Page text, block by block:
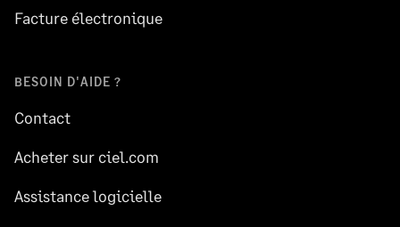
Facture électronique
BESOIN D'AIDE ?
Contact
Acheter sur ciel.com
Assistance logicielle